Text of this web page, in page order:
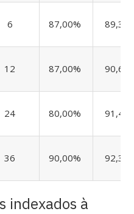
6 87,00%
12 87,00%
24 80,00%
36 90,00%
indexados à